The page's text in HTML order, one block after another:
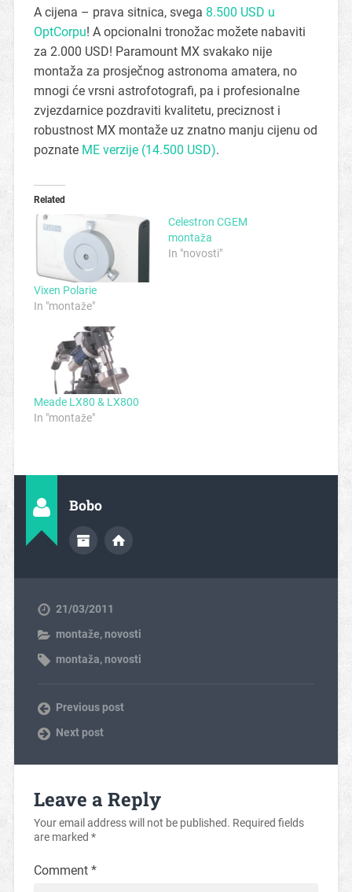
A cijena – prava sitnica, svega 8.500 USD u
OptCorpu! A opcionalni tronožac možete nabaviti
za 2.000 USD! Paramount MX svakako nije
montaža za prosječnog astronoma amatera, no
mnogi će vrsni astrofotografi, pa i profesionalne
zvjezdarnice pozdraviti kvalitetu, preciznost i
robustnost MX montaže uz znatno manju cijenu od
poznate ME verzije (14.500 USD).
Related
Vixen Polarie
In "montaže"
Celestron CGEM
montaža
In "novosti"
Meade LX80 & LX800
In "montaže"
Bobo
21/03/2011
montaže,novosti
montaža,novosti
Previous post
Next post
Leave a Reply
Your email address will not be published. Required fields
are marked *
Comment *